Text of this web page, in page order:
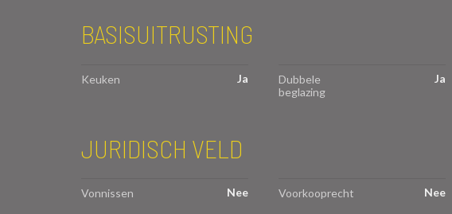
BASISUITRUSTING
Keuken Ja
Dubbele
beglazing
Ja
JURIDISCH VELD
Vonnissen Nee Voorkooprecht Nee